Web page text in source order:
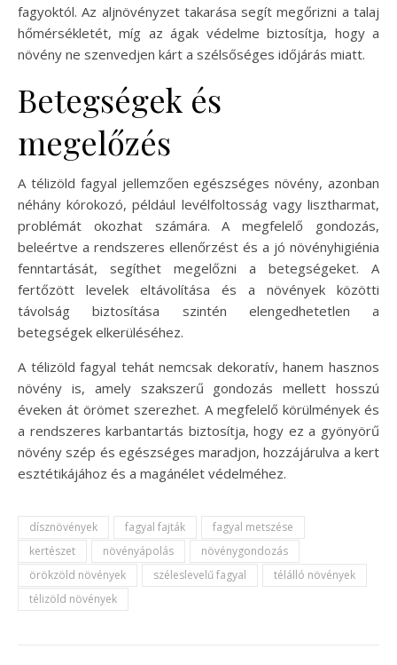
fagyoktól. Az aljnövényzet takarása segít megőrizni a talaj
hőmérsékletét, míg az ágak védelme biztosítja, hogy a
növény ne szenvedjen kárt a szélsőséges időjárás miatt.
Betegségek és
megelőzés
A télizöld fagyal jellemzően egészséges növény, azonban
néhány kórokozó, például levélfoltosság vagy lisztharmat,
problémát okozhat számára. A megfelelő gondozás,
beleértve a rendszeres ellenőrzést és a jó növényhigiénia
fenntartását, segíthet megelőzni a betegségeket. A
fertőzött levelek eltávolítása és a növények közötti
távolság biztosítása szintén elengedhetetlen a
betegségek elkerüléséhez.
A télizöld fagyal tehát nemcsak dekoratív, hanem hasznos
növény is, amely szakszerű gondozás mellett hosszú
éveken át örömet szerezhet. A megfelelő körülmények és
a rendszeres karbantartás biztosítja, hogy ez a gyönyörű
növény szép és egészséges maradjon, hozzájárulva a kert
esztétikájához és a magánélet védelméhez.
dísznövények fagyal fajták
fagyal metszése
kertészet
növényápolás
növénygondozás
örökzöld növények
széleslevelű fagyal
télálló növények
télizöld növények